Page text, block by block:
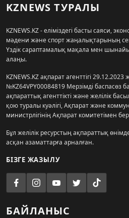
KZNEWS ТУРАЛЫ
KZNEWS.KZ - еліміздегі басты саяси,
мәдени және спорт жаңалықтарының
Үздік сараптамалық мақала мен
алаңы.
KZNEWS.KZ ақпарат агенттігі 29.12.2023
№KZ64VPY00084819 Мерзімді баспасөз
ақпараттық агенттікті және желілік
қою туралы куәлігі, Ақпарат және
министрлігінің Ақпарат комитетімен
Бұл желілік ресурстың ақпараттық
асқан азаматтарға арналған.
БІЗГЕ ЖАЗЫЛУ
БАЙЛАНЫС